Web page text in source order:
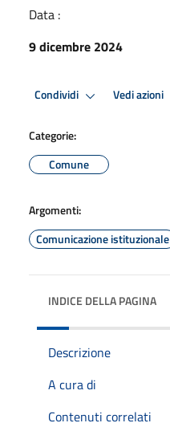
Data :
9 dicembre 2024
Condividi Vedi azioni
Categorie:
Comune
Argomenti:
Comunicazione istituzionale
INDICE DELLA PAGINA
Descrizione
A cura di
Contenuti correlati